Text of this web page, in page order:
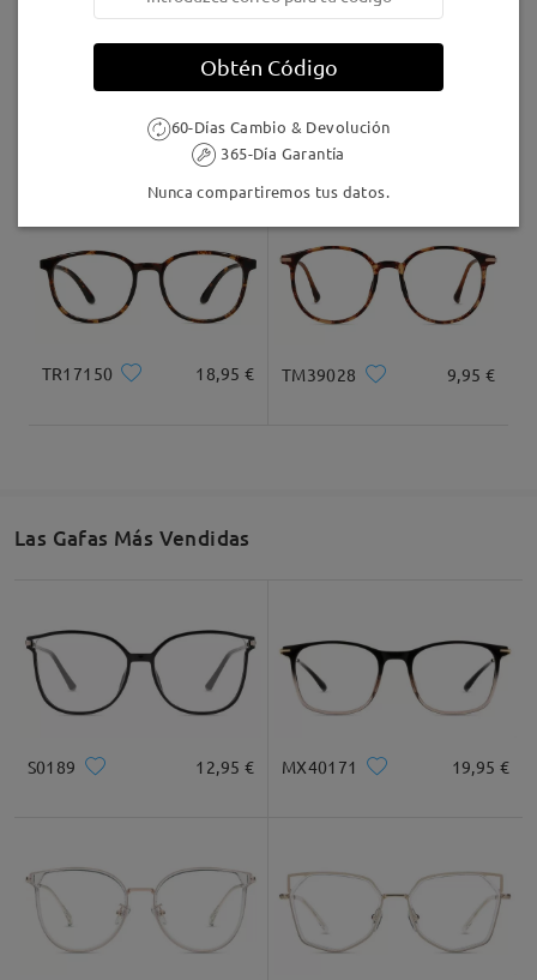
9,95 € M38861
TR17150 18,95 € TM39028 9,95 €
Las Gafas Más Vendidas
S0189 12,95 € MX40171 19,95 €
Obtén Código
60-Días Cambio & Devolución
365-Día Garantía
Nunca compartiremos tus datos.